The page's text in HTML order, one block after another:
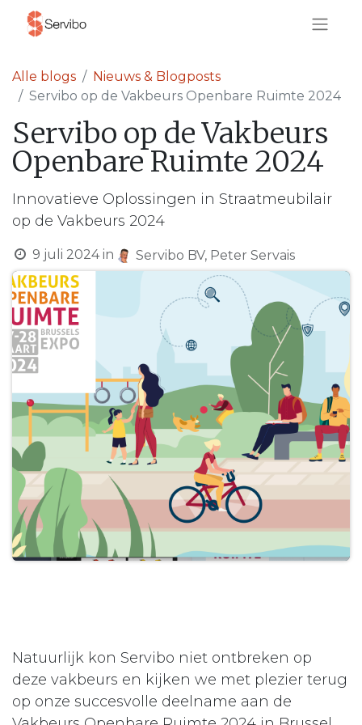
Alle blogs
Nieuws & Blogposts
Servibo op de Vakbeurs Openbare Ruimte 2024
Servibo op de Vakbeurs
Openbare Ruimte 2024
Innovatieve Oplossingen in Straatmeubilair
op de Vakbeurs 2024
9 juli 2024 in Servibo BV, Peter Servais
Natuurlijk kon Servibo niet ontbreken op
deze vakbeurs en kijken we met plezier terug
op onze succesvolle deelname aan de